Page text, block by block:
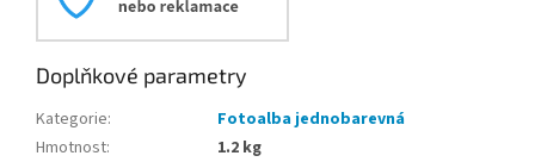
Doplňkové parametry
Kategorie:
Fotoalba jednobarevná
Hmotnost:
1.2 kg